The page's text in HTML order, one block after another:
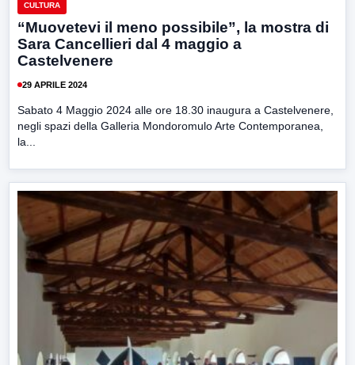
CULTURA
“Muovetevi il meno possibile”, la mostra di
Sara Cancellieri dal 4 maggio a
Castelvenere
29 APRILE 2024
Sabato 4 Maggio 2024 alle ore 18.30 inaugura a Castelvenere,
negli spazi della Galleria Mondoromulo Arte Contemporanea,
la...